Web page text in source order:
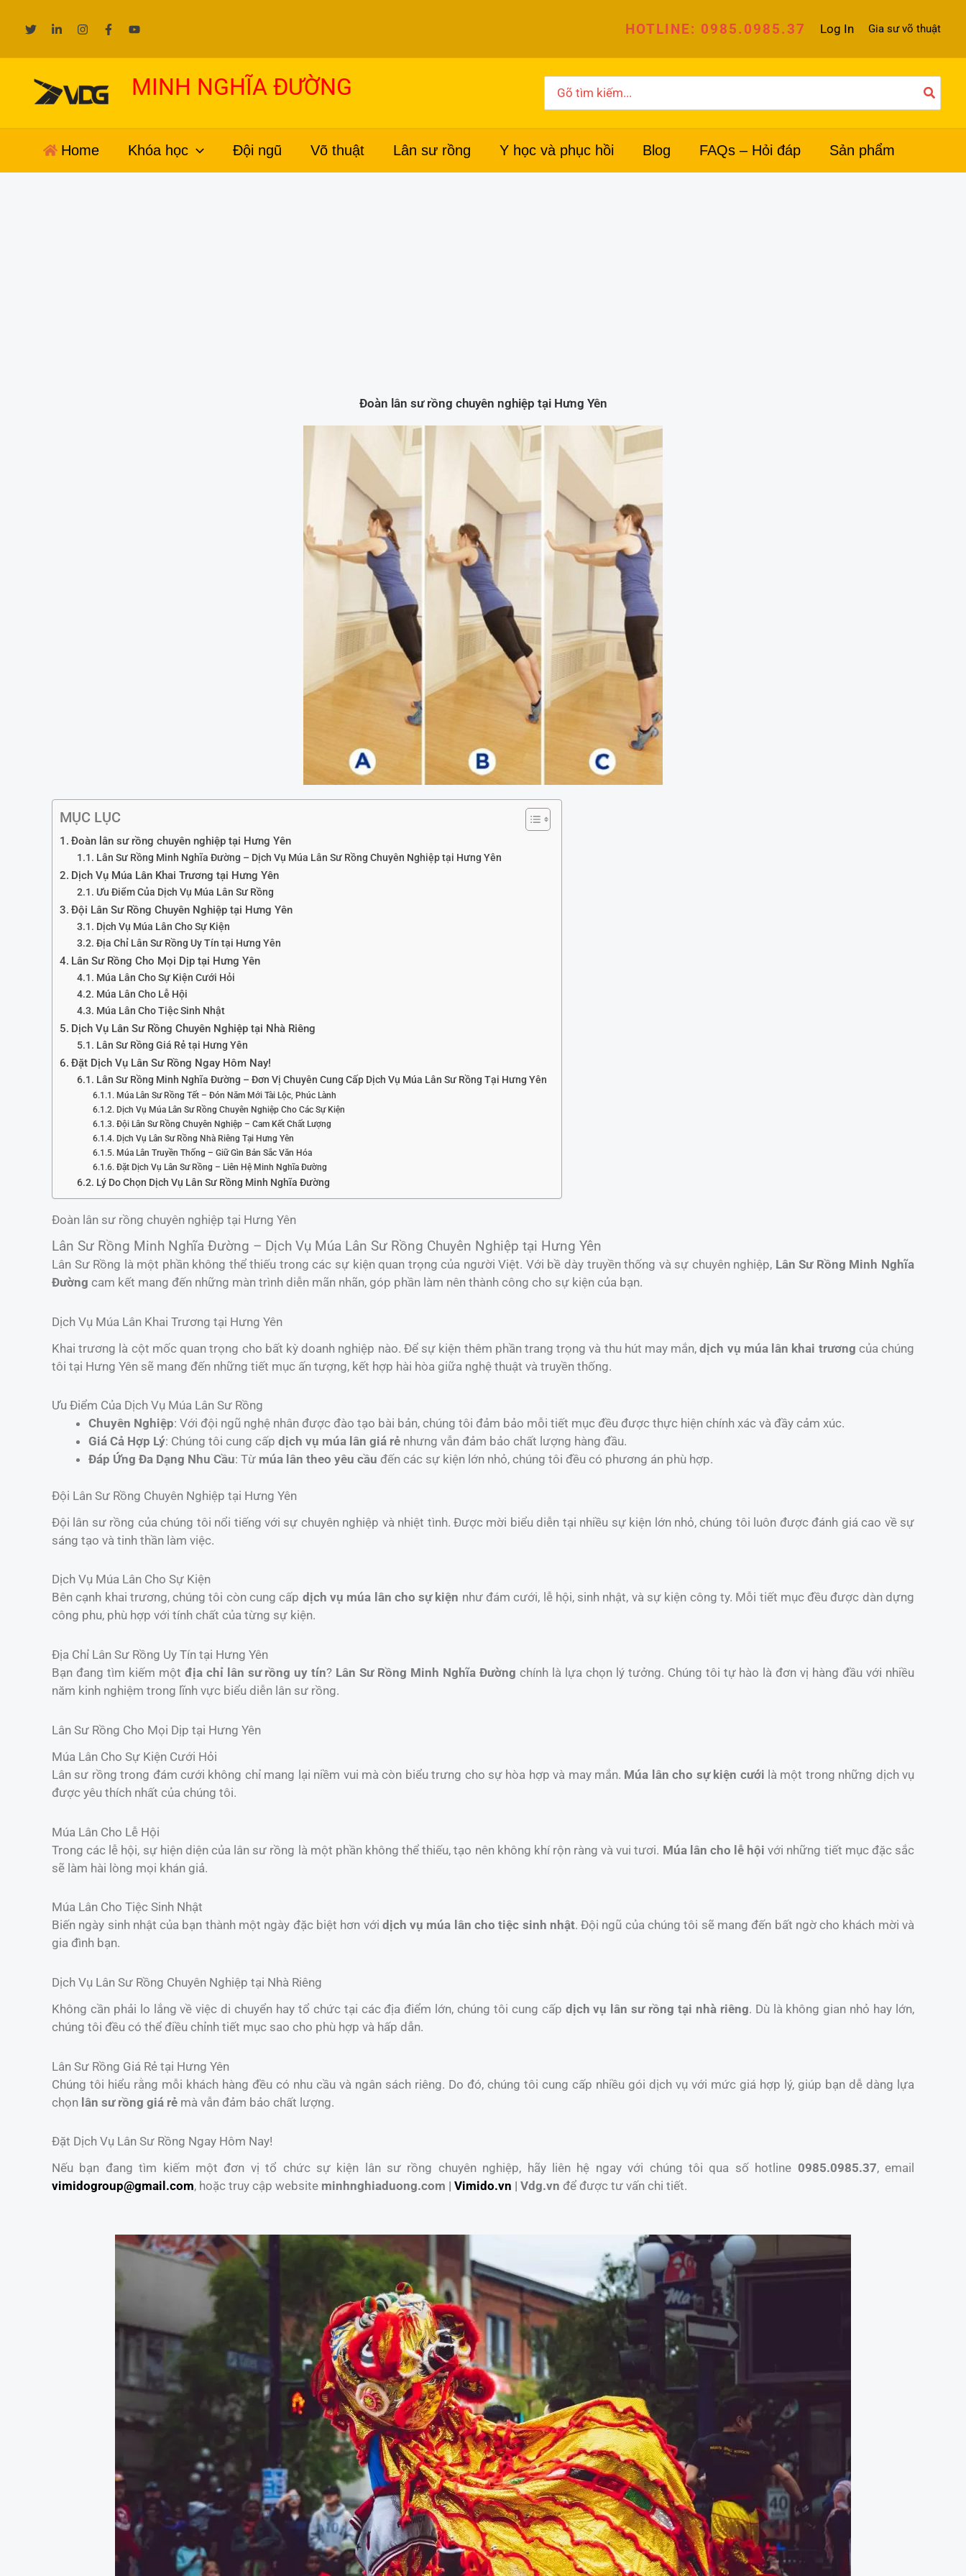
dung
HOTLINE: 0985.0985.37 Log In Gia sư võ thuật
MINH NGHĨA ĐƯỜNG
for:
Home Khóa học Đội ngũ Võ thuật Lân sư rồng Y học và phục hồi Blog FAQs – Hỏi đáp Sản phẩm
Đoàn lân sư rồng chuyên nghiệp tại Hưng Yên
MỤC LỤC
Đoàn lân sư rồng chuyên nghiệp tại Hưng Yên
Lân Sư Rồng Minh Nghĩa Đường – Dịch Vụ Múa Lân Sư Rồng Chuyên Nghiệp tại Hưng Yên
Dịch Vụ Múa Lân Khai Trương tại Hưng Yên
Ưu Điểm Của Dịch Vụ Múa Lân Sư Rồng
Đội Lân Sư Rồng Chuyên Nghiệp tại Hưng Yên
Dịch Vụ Múa Lân Cho Sự Kiện
Địa Chỉ Lân Sư Rồng Uy Tín tại Hưng Yên
Lân Sư Rồng Cho Mọi Dịp tại Hưng Yên
Múa Lân Cho Sự Kiện Cưới Hỏi
Múa Lân Cho Lễ Hội
Múa Lân Cho Tiệc Sinh Nhật
Dịch Vụ Lân Sư Rồng Chuyên Nghiệp tại Nhà Riêng
Lân Sư Rồng Giá Rẻ tại Hưng Yên
Đặt Dịch Vụ Lân Sư Rồng Ngay Hôm Nay!
Lân Sư Rồng Minh Nghĩa Đường – Đơn Vị Chuyên Cung Cấp Dịch Vụ Múa Lân Sư Rồng Tại Hưng Yên
Múa Lân Sư Rồng Tết – Đón Năm Mới Tài Lộc, Phúc Lành
Dịch Vụ Múa Lân Sư Rồng Chuyên Nghiệp Cho Các Sự Kiện
Đội Lân Sư Rồng Chuyên Nghiệp – Cam Kết Chất Lượng
Dịch Vụ Lân Sư Rồng Nhà Riêng Tại Hưng Yên
Múa Lân Truyền Thống – Giữ Gìn Bản Sắc Văn Hóa
Đặt Dịch Vụ Lân Sư Rồng – Liên Hệ Minh Nghĩa Đường
Lý Do Chọn Dịch Vụ Lân Sư Rồng Minh Nghĩa Đường
Đoàn lân sư rồng chuyên nghiệp tại Hưng Yên
Lân Sư Rồng Minh Nghĩa Đường – Dịch Vụ Múa Lân Sư Rồng Chuyên Nghiệp tại Hưng Yên
Lân Sư Rồng là một phần không thể thiếu trong các sự kiện quan trọng của người Việt. Với bề dày truyền thống và sự chuyên nghiệp, Lân Sư Rồng Minh Nghĩa
Đường cam kết mang đến những màn trình diễn mãn nhãn, góp phần làm nên thành công cho sự kiện của bạn.
Dịch Vụ Múa Lân Khai Trương tại Hưng Yên
Khai trương là cột mốc quan trọng cho bất kỳ doanh nghiệp nào. Để sự kiện thêm phần trang trọng và thu hút may mắn,dịch vụ múa lân khai trương của chúng
tôi tại Hưng Yên sẽ mang đến những tiết mục ấn tượng, kết hợp hài hòa giữa nghệ thuật và truyền thống.
Ưu Điểm Của Dịch Vụ Múa Lân Sư Rồng
Chuyên Nghiệp: Với đội ngũ nghệ nhân được đào tạo bài bản, chúng tôi đảm bảo mỗi tiết mục đều được thực hiện chính xác và đầy cảm xúc.
Giá Cả Hợp Lý: Chúng tôi cung cấp dịch vụ múa lân giá rẻ nhưng vẫn đảm bảo chất lượng hàng đầu.
Đáp Ứng Đa Dạng Nhu Cầu: Từ múa lân theo yêu cầu đến các sự kiện lớn nhỏ, chúng tôi đều có phương án phù hợp.
Đội Lân Sư Rồng Chuyên Nghiệp tại Hưng Yên
Đội lân sư rồng của chúng tôi nổi tiếng với sự chuyên nghiệp và nhiệt tình. Được mời biểu diễn tại nhiều sự kiện lớn nhỏ, chúng tôi luôn được đánh giá cao về sự
sáng tạo và tinh thần làm việc.
Dịch Vụ Múa Lân Cho Sự Kiện
Bên cạnh khai trương, chúng tôi còn cung cấp dịch vụ múa lân cho sự kiện như đám cưới, lễ hội, sinh nhật, và sự kiện công ty. Mỗi tiết mục đều được dàn dựng
công phu, phù hợp với tính chất của từng sự kiện.
Địa Chỉ Lân Sư Rồng Uy Tín tại Hưng Yên
Bạn đang tìm kiếm một địa chỉ lân sư rồng uy tín? Lân Sư Rồng Minh Nghĩa Đường chính là lựa chọn lý tưởng. Chúng tôi tự hào là đơn vị hàng đầu với nhiều
năm kinh nghiệm trong lĩnh vực biểu diễn lân sư rồng.
Lân Sư Rồng Cho Mọi Dịp tại Hưng Yên
Múa Lân Cho Sự Kiện Cưới Hỏi
Lân sư rồng trong đám cưới không chỉ mang lại niềm vui mà còn biểu trưng cho sự hòa hợp và may mắn. Múa lân cho sự kiện cưới là một trong những dịch vụ
được yêu thích nhất của chúng tôi.
Múa Lân Cho Lễ Hội
Trong các lễ hội, sự hiện diện của lân sư rồng là một phần không thể thiếu, tạo nên không khí rộn ràng và vui tươi. Múa lân cho lễ hội với những tiết mục đặc sắc
sẽ làm hài lòng mọi khán giả.
Múa Lân Cho Tiệc Sinh Nhật
Biến ngày sinh nhật của bạn thành một ngày đặc biệt hơn với dịch vụ múa lân cho tiệc sinh nhật. Đội ngũ của chúng tôi sẽ mang đến bất ngờ cho khách mời và
gia đình bạn.
Dịch Vụ Lân Sư Rồng Chuyên Nghiệp tại Nhà Riêng
Không cần phải lo lắng về việc di chuyển hay tổ chức tại các địa điểm lớn, chúng tôi cung cấp dịch vụ lân sư rồng tại nhà riêng. Dù là không gian nhỏ hay lớn,
chúng tôi đều có thể điều chỉnh tiết mục sao cho phù hợp và hấp dẫn.
Lân Sư Rồng Giá Rẻ tại Hưng Yên
Chúng tôi hiểu rằng mỗi khách hàng đều có nhu cầu và ngân sách riêng. Do đó, chúng tôi cung cấp nhiều gói dịch vụ với mức giá hợp lý, giúp bạn dễ dàng lựa
chọn lân sư rồng giá rẻ mà vẫn đảm bảo chất lượng.
Đặt Dịch Vụ Lân Sư Rồng Ngay Hôm Nay!
Nếu bạn đang tìm kiếm một đơn vị tổ chức sự kiện lân sư rồng chuyên nghiệp, hãy liên hệ ngay với chúng tôi qua số hotline 0985.0985.37, email
vimidogroup@gmail.com, hoặc truy cập website minhnghiaduong.com | Vimido.vn | Vdg.vn để được tư vấn chi tiết.